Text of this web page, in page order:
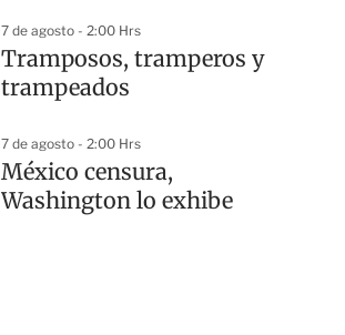
7 de agosto - 2:00 Hrs
Tramposos, tramperos y
trampeados
7 de agosto - 2:00 Hrs
México censura,
Washington lo exhibe